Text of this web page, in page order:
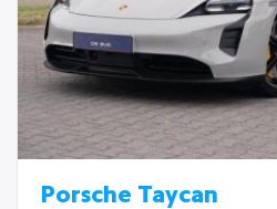
Porsche Taycan